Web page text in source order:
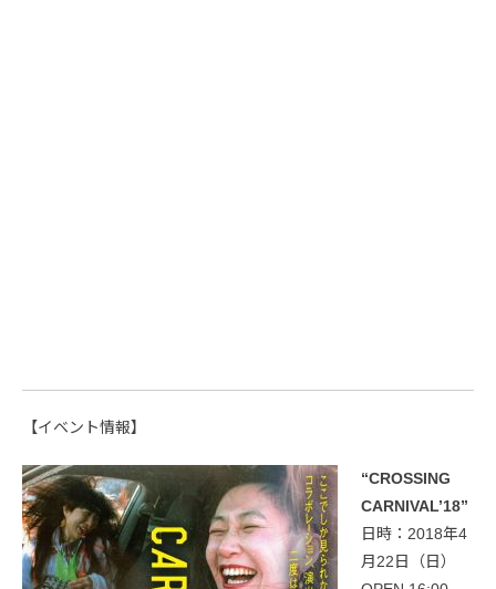
【イベント情報】
“CROSSING
CARNIVAL’18”
日時：2018年4
月22日（日）